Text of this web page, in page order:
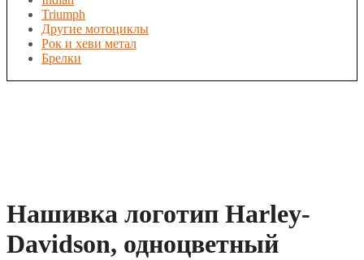
Triumph
Другие мотоциклы
Рок и хеви метал
Брелки
Нашивка логотип Harley-
Davidson, одноцветный